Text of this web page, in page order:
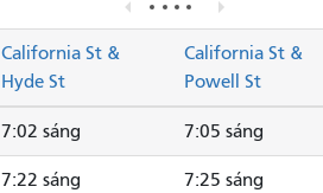
California St &
Hyde St
California St &
Powell St
7:02 sáng 7:05 sáng
7:22 sáng 7:25 sáng